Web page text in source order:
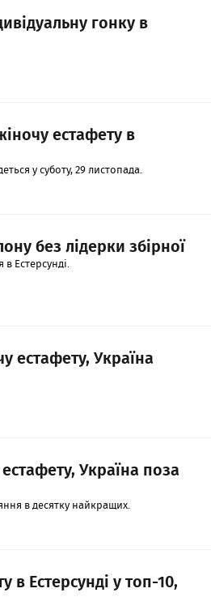
гонку в
естафету в
у суботу, 29 листопада.
без лідерки збірної
Естерсунді.
естафету, Україна
Україна поза
в десятку найкращих.
Естерсунді у топ-10,